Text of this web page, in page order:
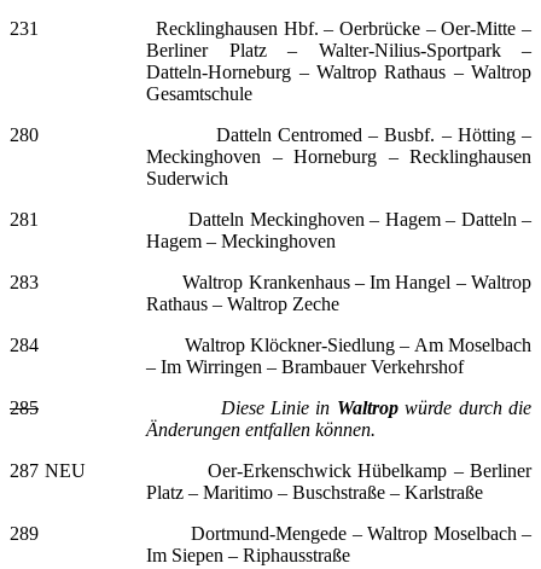
231 Recklinghausen Hbf. – Oerbrücke – Oer-Mitte –
Berliner Platz – Walter-Nilius-Sportpark –
Datteln-Horneburg – Waltrop Rathaus – Waltrop
Gesamtschule
280 Datteln Centromed – Busbf. – Hötting –
Meckinghoven – Horneburg – Recklinghausen
Suderwich
281 Datteln Meckinghoven – Hagem – Datteln –
Hagem – Meckinghoven
283 Waltrop Krankenhaus – Im Hangel – Waltrop
Rathaus – Waltrop Zeche
284 Waltrop Klöckner-Siedlung – Am Moselbach
– Im Wirringen –Brambauer Verkehrshof
285
Diese Linie in Waltropwürde durch die
Änderungen entfallen können.
287 NEU Oer-Erkenschwick Hübelkamp – Berliner
Platz – Maritimo – Buschstraße – Karlstraße
289 Dortmund-Mengede – Waltrop Moselbach –
Im Siepen – Riphausstraße